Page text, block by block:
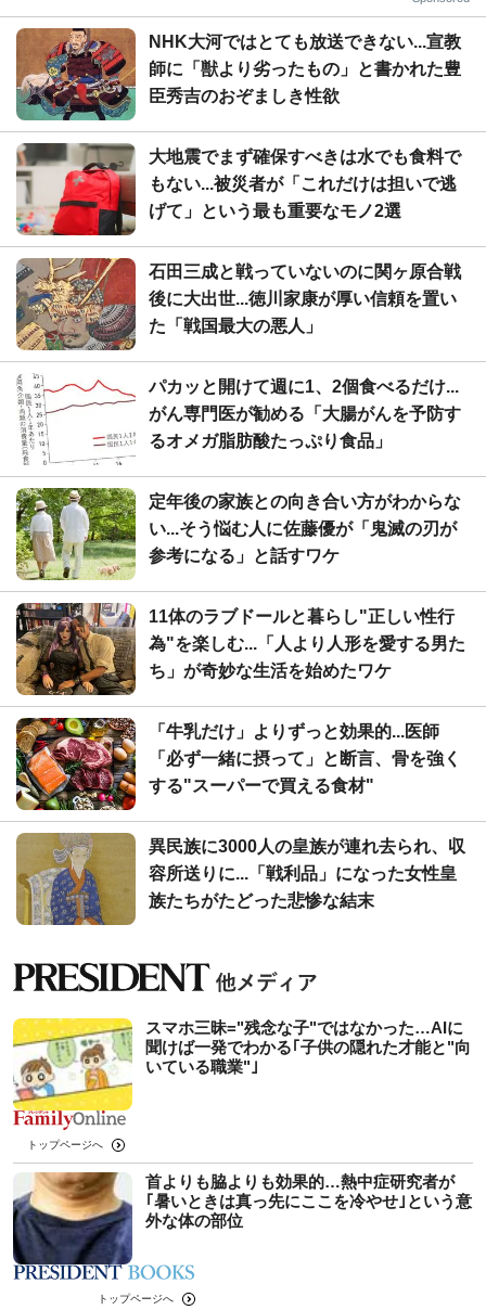
NHK大河ではとても放送できない...宣教
師に「獣より劣ったもの」と書かれた豊
臣秀吉のおぞましき性欲
大地震でまず確保すべきは水でも食料で
もない...被災者が「これだけは担いで逃
げて」という最も重要なモノ2選
石田三成と戦っていないのに関ヶ原合戦
後に大出世...徳川家康が厚い信頼を置い
た「戦国最大の悪人」
パカッと開けて週に1、2個食べるだけ...
がん専門医が勧める「大腸がんを予防す
るオメガ脂肪酸たっぷり食品」
定年後の家族との向き合い方がわからな
い...そう悩む人に佐藤優が「鬼滅の刃が
参考になる」と話すワケ
11体のラブドールと暮らし"正しい性行
為"を楽しむ...「人より人形を愛する男た
ち」が奇妙な生活を始めたワケ
「牛乳だけ」よりずっと効果的...医師
「必ず一緒に摂って」と断言、骨を強く
する"スーパーで買える食材"
異民族に3000人の皇族が連れ去られ、収
容所送りに...「戦利品」になった女性皇
族たちがたどった悲惨な結末
スマホ三昧="残念な子"ではなかった…AIに
聞けば一発でわかる｢子供の隠れた才能と"向
いている職業"｣
トップページへ
首よりも脇よりも効果的…熱中症研究者が
｢暑いときは真っ先にここを冷やせ｣という意
外な体の部位
トップページへ